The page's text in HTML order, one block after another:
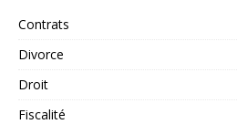
Contrats
Divorce
Droit
Fiscalité